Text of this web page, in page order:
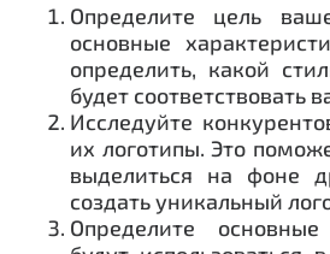
Определите цель
основные
определить, какой
будет соответствовать
Исследуйте
их логотипы. Это
выделиться на фоне
создать уникальный
Определите